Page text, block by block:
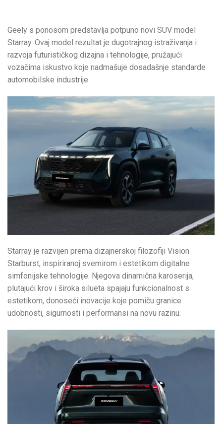
Geely s ponosom predstavlja potpuno novi SUV model
Starray. Ovaj model rezultat je dugotrajnog istraživanja i
razvoja futurističkog dizajna i tehnologije, pružajući
vozačima iskustvo koje nadmašuje dosadašnje standarde
automobilske industrije.
Starray je razvijen prema dizajnerskoj filozofiji Vision
Starburst, inspiriranoj svemirom i estetikom digitalne
simfonijske tehnologije. Njegova dinamična karoserija,
plutajući krov i široka silueta spajaju funkcionalnost s
estetikom, donoseći inovacije koje pomiču granice
udobnosti, sigurnosti i performansi na novu razinu.